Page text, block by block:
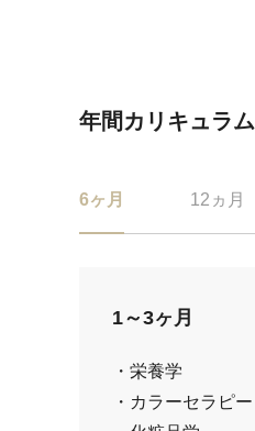
年間カリキュラム
6ヶ月 12ヵ月
1～3ヶ月
・栄養学
・カラーセラピー